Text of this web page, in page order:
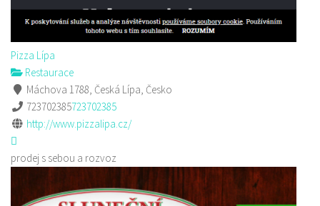
Pizza Lípa
Restaurace
Máchova 1788, Česká Lípa, Česko
723702385723702385
http://www.pizzalipa.cz/
prodej s sebou a rozvoz